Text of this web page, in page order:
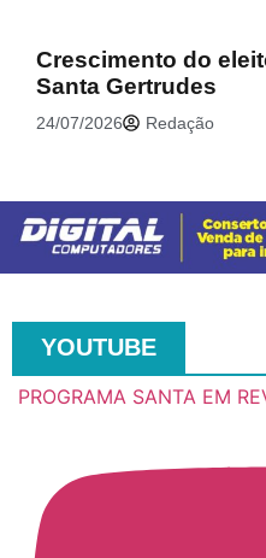
Crescimento do
Santa Gertrudes
24/07/2026 Redação
YOUTUBE
PROGRAMA SANTA EM